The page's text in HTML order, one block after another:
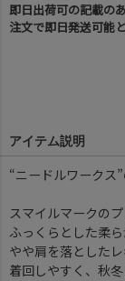
即日出荷可の記載の
注文で即日発送可能
アイテム説明
“ニードルワークス
スマイルマークの
ふっくらとした柔
やや肩を落とした
着回しやすく、秋冬